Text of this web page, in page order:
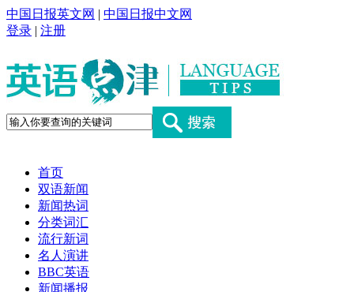
中国日报英文网 | 中国日报中文网
登录 | 注册
首页
双语新闻
新闻热词
分类词汇
流行新词
名人演讲
BBC英语
新闻播报